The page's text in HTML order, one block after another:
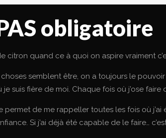
obligatoire
citron quand ce à quoi on aspire vraiment
semblent être, on a toujours le
suis fière de moi. Chaque fois où j’ose
permet de me rappeller toutes les fois où
Si j’ai déjà été capable de le faire…